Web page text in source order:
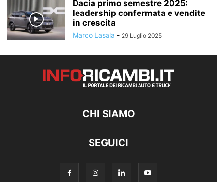
Dacia primo semestre 2025:
leadership confermata e vendite
in crescita
Marco Lasala - 29 Luglio 2025
CHI SIAMO
SEGUICI